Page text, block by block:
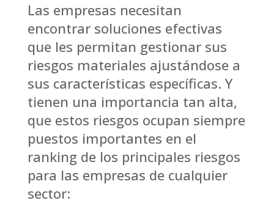
Las empresas necesitan
encontrar soluciones efectivas
que les permitan gestionar sus
riesgos materiales ajustándose a
sus características específicas. Y
tienen una importancia tan alta,
que estos riesgos ocupan siempre
puestos importantes en el
ranking de los principales riesgos
para las empresas de cualquier
sector: